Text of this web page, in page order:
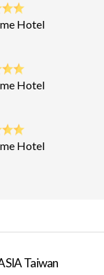
Hotel
Hotel
Hotel
Taiwan